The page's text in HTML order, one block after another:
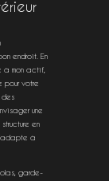
endroit. En
à mon actif,
pour votre
des
une
en
à
garde-